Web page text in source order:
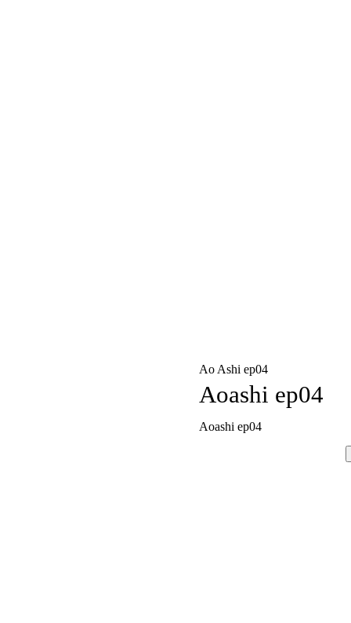
Ao Ashi ep04
Aoashi ep04
Aoashi ep04